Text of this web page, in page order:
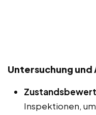
Untersuchung und
Inspektionen,